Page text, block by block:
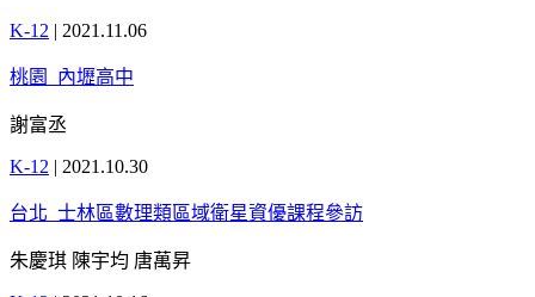
K-12 | 2021.11.06
桃園_內壢高中
謝富丞
K-12 | 2021.10.30
台北_士林區數理類區域衛星資優課程參訪
朱慶琪 陳宇均 唐萬昇